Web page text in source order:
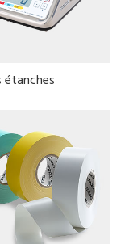
étanches